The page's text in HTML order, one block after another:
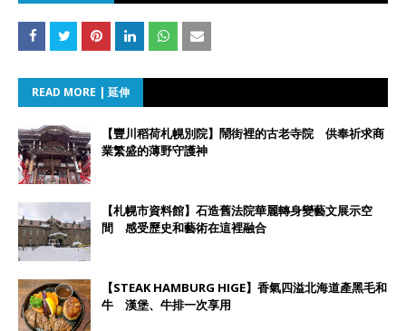
READ MORE | 延伸
【豐川稻荷札幌別院】鬧街裡的古老寺院 供奉祈求商
業繁盛的薄野守護神
【札幌市資料館】石造舊法院華麗轉身變藝文展示空
間 感受歷史和藝術在這裡融合
【STEAK HAMBURG HIGE】香氣四溢北海道產黑毛和
牛 漢堡、牛排一次享用